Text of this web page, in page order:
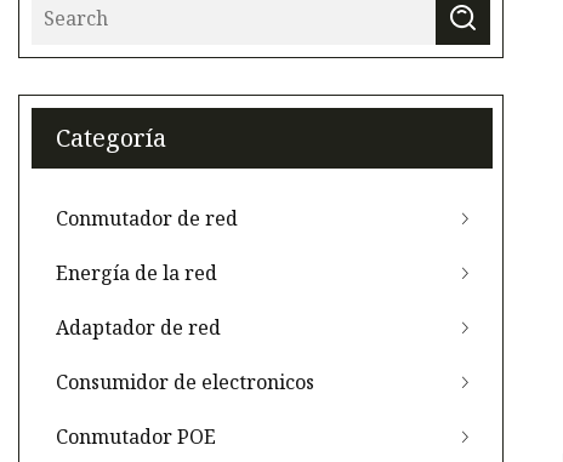
Categoría
Conmutador de red
Energía de la red
Adaptador de red
Consumidor de electronicos
Conmutador POE